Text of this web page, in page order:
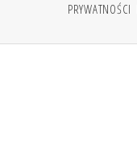
PRYWATNOŚCI